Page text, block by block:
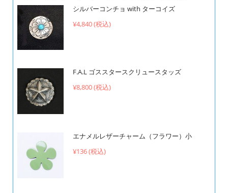
シルバーコンチョ with ターコイズ
¥4,840 (税込)
F.A.L ゴススタースクリュースタッズ
¥8,800 (税込)
エナメルレザーチャーム（フラワー）小
¥136 (税込)